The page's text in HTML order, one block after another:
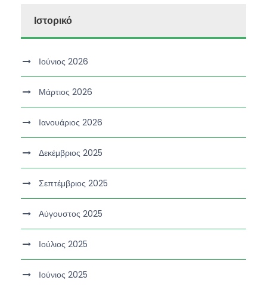
Ιστορικό
Ιούνιος 2026
Μάρτιος 2026
Ιανουάριος 2026
Δεκέμβριος 2025
Σεπτέμβριος 2025
Αύγουστος 2025
Ιούλιος 2025
Ιούνιος 2025